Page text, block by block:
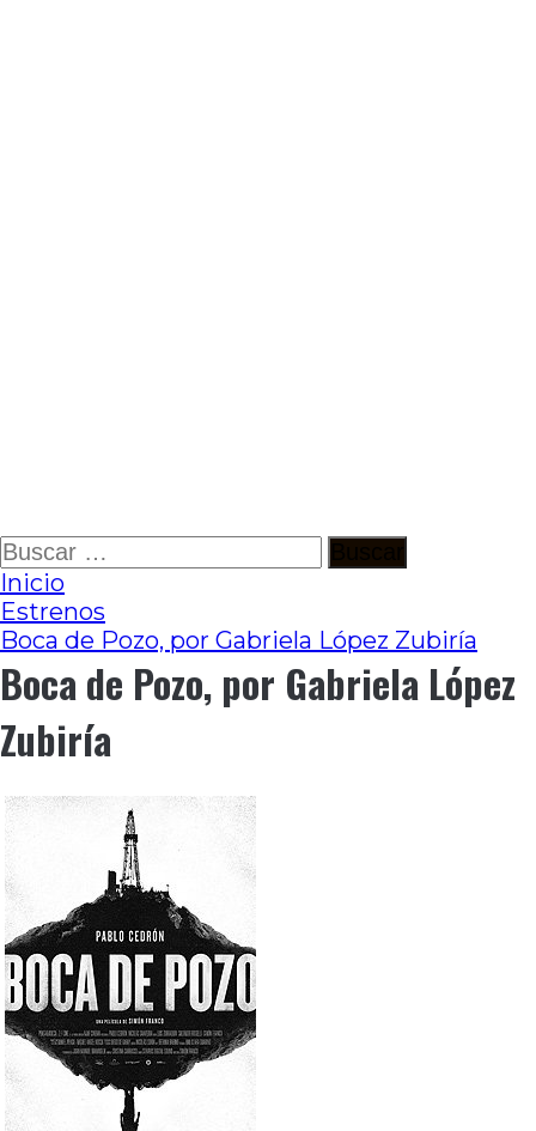
Ir
al
contenido
Buscar:
Inicio
Estrenos
Boca de Pozo, por Gabriela López Zubiría
Boca de Pozo, por Gabriela López
Zubiría